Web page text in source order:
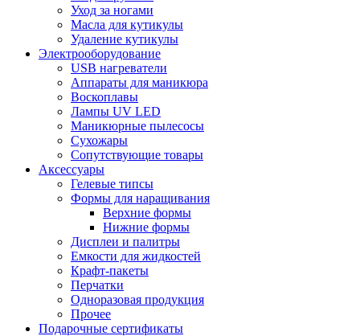
Уход за ногами
Масла для кутикулы
Удаление кутикулы
Электрооборудование
USB нагреватели
Аппараты для маникюра
Воскоплавы
Лампы UV LED
Маникюрные пылесосы
Сухожары
Сопутствующие товары
Аксессуары
Гелевые типсы
Формы для наращивания
Верхние формы
Нижние формы
Дисплеи и палитры
Емкости для жидкостей
Крафт-пакеты
Перчатки
Одноразовая продукция
Прочее
Подарочные сертификаты